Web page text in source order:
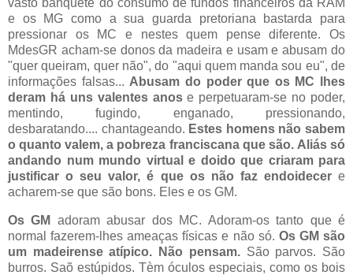
e os MG como a sua guarda pretoriana bastarda para
pressionar os MC e nestes quem pense diferente. Os
MdesGR acham-se donos da madeira e usam e abusam do
"quer queiram, quer não", do "aqui quem manda sou eu", de
informações falsas... Abusam do poder que os MC lhes
deram há uns valentes anose perpetuaram-se no poder,
mentindo, fugindo, enganado, pressionando,
desbaratando.... chantageando. Estes homens não sabem
o quanto valem, a pobreza franciscana que são. Aliás só
andando num mundo virtual e doido que criaram para
justificar o seu valor, é que os não faz endoidecere
acharem-se que são bons. Eles e os GM.
Os GM
adoram abusar dos MC. Adoram-os tanto que é
normal fazerem-lhes ameaças físicas e não só. Os GM são
um madeirense atípico. Não pensam. São parvos. São
burros. Saõ estúpidos. Tèm óculos especiais, como os bois